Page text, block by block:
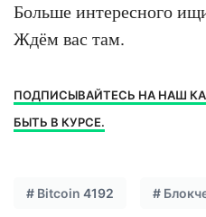
Больше интересного
Ждём вас там.
ПОДПИСЫВАЙТЕСЬ НА НАШ
БЫТЬ В КУРСЕ.
# Bitcoin 4192 #